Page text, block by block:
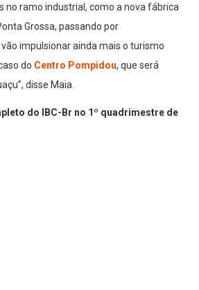
no ramo industrial, como a nova fábrica
Grossa, passando por
impulsionar ainda mais o turismo
do Centro Pompidou, que será
disse Maia.
do IBC-Br no 1º quadrimestre de